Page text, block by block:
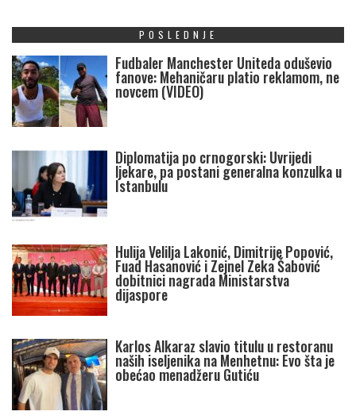
POSLEDNJE
Fudbaler Manchester Uniteda oduševio
fanove: Mehaničaru platio reklamom, ne
novcem (VIDEO)
Diplomatija po crnogorski: Uvrijedi
ljekare, pa postani generalna konzulka u
Istanbulu
Hulija Velilja Lakonić, Dimitrije Popović,
Fuad Hasanović i Zejnel Zeka Šabović
dobitnici nagrada Ministarstva
dijaspore
Karlos Alkaraz slavio titulu u restoranu
naših iseljenika na Menhetnu: Evo šta je
obećao menadžeru Gutiću